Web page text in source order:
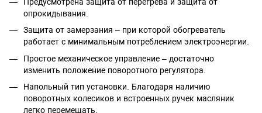
опрокидывания.
Защита от замерзания – при которой обогреватель
работает с минимальным потреблением электроэнергии.
Простое механическое управление – достаточно
изменить положение поворотного регулятора.
Напольный тип установки. Благодаря наличию
поворотных колесиков и встроенных ручек масляник
легко перемещать.